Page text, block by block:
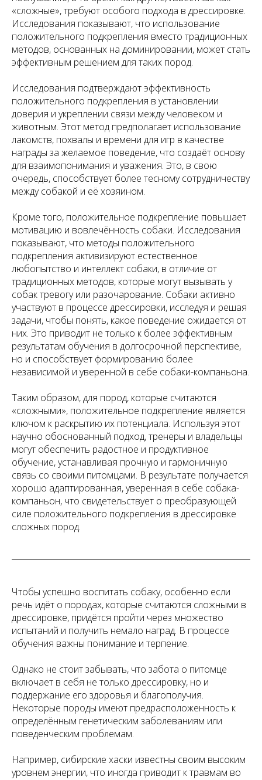
«сложные», требуют особого подхода в дрессировке.
Исследования показывают, что использование
положительного подкрепления вместо традиционных
методов, основанных на доминировании, может стать
эффективным решением для таких пород.
Исследования подтверждают эффективность
положительного подкрепления в установлении
доверия и укреплении связи между человеком и
животным. Этот метод предполагает использование
лакомств, похвалы и времени для игр в качестве
награды за желаемое поведение, что создаёт основу
для взаимопонимания и уважения. Это, в свою
очередь, способствует более тесному сотрудничеству
между собакой и её хозяином.
Кроме того, положительное подкрепление повышает
мотивацию и вовлечённость собаки. Исследования
показывают, что методы положительного
подкрепления активизируют естественное
любопытство и интеллект собаки, в отличие от
традиционных методов, которые могут вызывать у
собак тревогу или разочарование. Собаки активно
участвуют в процессе дрессировки, исследуя и решая
задачи, чтобы понять, какое поведение ожидается от
них. Это приводит не только к более эффективным
результатам обучения в долгосрочной перспективе,
но и способствует формированию более
независимой и уверенной в себе собаки-компаньона.
Таким образом, для пород, которые считаются
«сложными», положительное подкрепление является
ключом к раскрытию их потенциала. Используя этот
научно обоснованный подход, тренеры и владельцы
могут обеспечить радостное и продуктивное
обучение, устанавливая прочную и гармоничную
связь со своими питомцами. В результате получается
хорошо адаптированная, уверенная в себе собака-
компаньон, что свидетельствует о преобразующей
силе положительного подкрепления в дрессировке
сложных пород.
Чтобы успешно воспитать собаку, особенно если
речь идёт о породах, которые считаются сложными в
дрессировке, придётся пройти через множество
испытаний и получить немало наград. В процессе
обучения важны понимание и терпение.
Однако не стоит забывать, что забота о питомце
включает в себя не только дрессировку, но и
поддержание его здоровья и благополучия.
Некоторые породы имеют предрасположенность к
определённым генетическим заболеваниям или
поведенческим проблемам.
Например, сибирские хаски известны своим высоким
уровнем энергии, что иногда приводит к травмам во